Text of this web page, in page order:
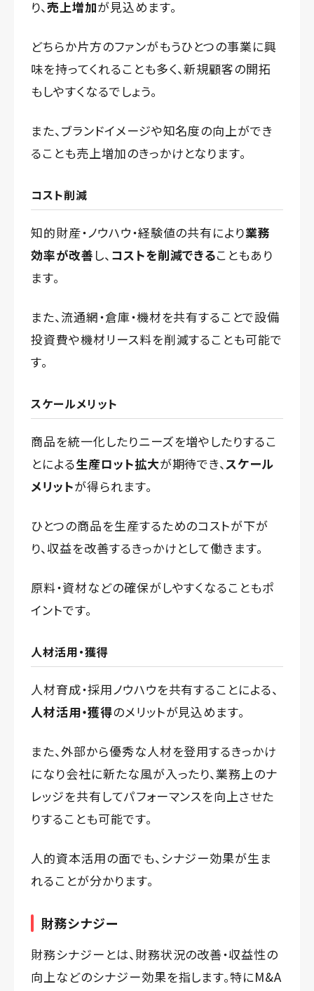
り、売上増加が見込めます。
どちらか片方のファンがもうひとつの事業に興
味を持ってくれることも多く、新規顧客の開拓
もしやすくなるでしょう。
また、ブランドイメージや知名度の向上ができ
ることも売上増加のきっかけとなります。
コスト削減
知的財産・ノウハウ・経験値の共有により業務
効率が改善 し、 コストを削減できることもあり
ます。
また、流通網・倉庫・機材を共有することで設備
投資費や機材リース料を削減することも可能で
す。
スケールメリット
商品を統一化したりニーズを増やしたりするこ
とによる生産ロット拡大が期待でき、スケール
メリットが得られます。
ひとつの商品を生産するためのコストが下が
り、収益を改善するきっかけとして働きます。
原料・資材などの確保がしやすくなることもポ
イントです。
人材活用・獲得
人材育成・採用ノウハウを共有することによる、
人材活用・獲得のメリットが見込めます。
また、外部から優秀な人材を登用するきっかけ
になり会社に新たな風が入ったり、業務上のナ
レッジを共有してパフォーマンスを向上させた
りすることも可能です。
人的資本活用の面でも、シナジー効果が生ま
れることが分かります。
財務シナジー
財務シナジーとは、財務状況の改善・収益性の
向上などのシナジー効果を指します。特にM&A